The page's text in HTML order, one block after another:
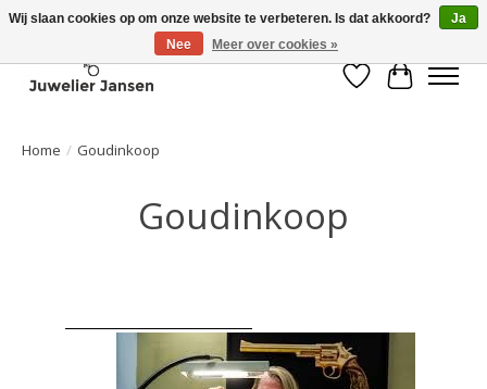
Verlanglijst
Home / Goudinkoop
Goudinkoop
Wij slaan cookies op om onze website te verbeteren. Is dat akkoord?
Ja
Nee
Meer over cookies »